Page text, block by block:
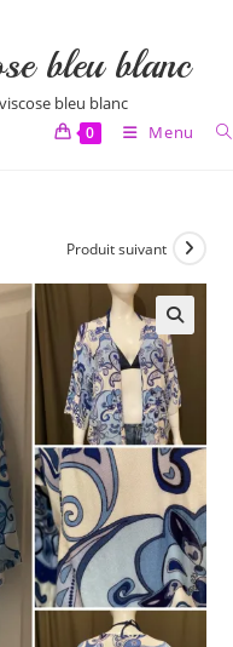
0 Menu
bleu blanc
bleu blanc
Produit suivant
🔍